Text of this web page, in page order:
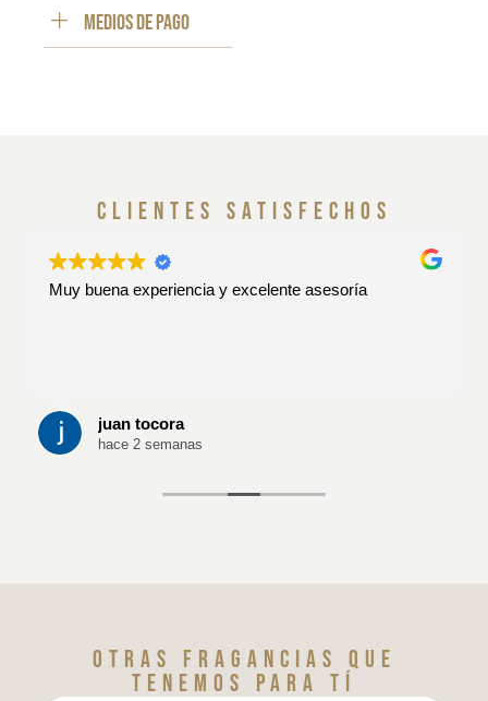
Medios de pago
clientes satisfechos
Muy buena experiencia y excelente asesoría
juan tocora
hace 2 semanas
Otras fragancias que
tenemos para tí